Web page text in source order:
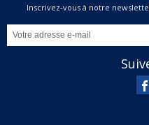
Inscrivez-vous à notre